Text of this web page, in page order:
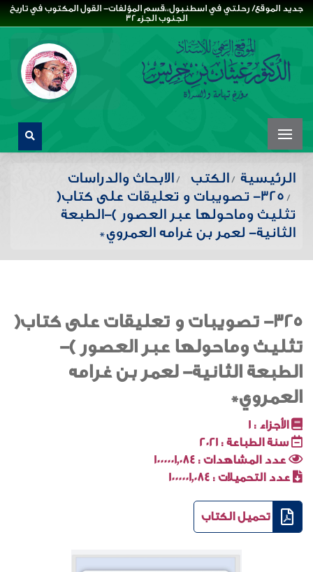
جديد الموقع/ رحلتي في اسطنبول،،قسم المؤلفات- القول المكتوب في تاريخ
الجنوب الجزء32
الرئيسية الكتب
الابحاث والدراسات
325- تصويبات و تعليقات على كتاب(
تثليث وماحولها عبر العصور )-الطبعة
الثانية- لعمر بن غرامه العمروي*
325- تصويبات و تعليقات على كتاب(
تثليث وماحولها عبر العصور )-
الطبعة الثانية- لعمر بن غرامه
العمروي*
الأجزاء : 1
سنة الطباعة : 2021
عدد المشاهدات : 1000001٬084
عدد التحميلات : 1000001٬084
تحميل الكتاب